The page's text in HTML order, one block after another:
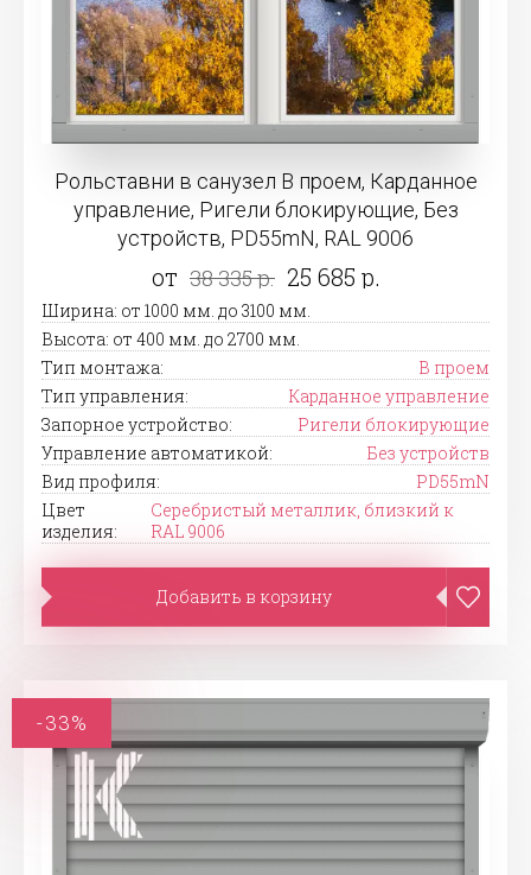
Рольставни в санузел В проем, Карданное
управление, Ригели блокирующие, Без
устройств, PD55mN, RAL 9006
от 38 335 р. 25 685 р.
Ширина: от 1000 мм. до 3100 мм.
Высота: от 400 мм. до 2700 мм.
Тип монтажа:
В проем
Тип управления:
Карданное управление
Запорное устройство:
Ригели блокирующие
Управление автоматикой:
Без устройств
Вид профиля:
PD55mN
Цвет
изделия:
Серебристый металлик, близкий к
RAL 9006
Добавить в корзину
-33%